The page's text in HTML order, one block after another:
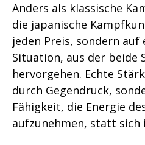
Anders als klassische
die japanische
jeden Preis, sondern auf
Situation, aus der beide
hervorgehen. Echte
durch Gegendruck,
Fähigkeit, die Energie
aufzunehmen, statt sich